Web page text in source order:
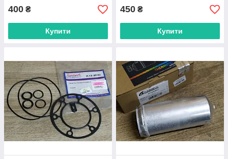
400 ₴
Купити
450 ₴
Купити